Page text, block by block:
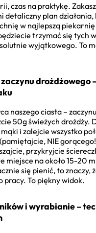
czas na praktykę.
detaliczny plan
w najlepszą
trzymać się tych
wyjątkowego. To
drożdżowego
naszego ciasta –
50g świeżych drożdży.
mąki i zalejcie wszystko
NIE
przykryjcie
miejsce na około 15-20
się pienić, to znaczy,
pracy. To piękny widok.
i wyrabianie –